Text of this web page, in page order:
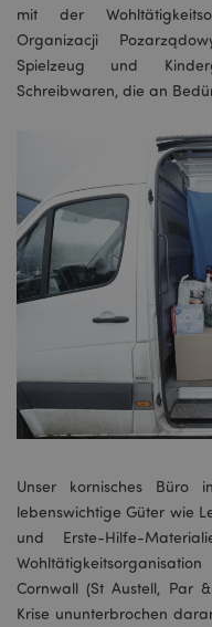
mit der
Organizacji
Spielzeug und
Schreibwaren, die an
Unser kornisches Büro
lebenswichtige Güter wie
und Erste-Hilfe-
Cornwall (St Austell, Par
Krise ununterbrochen